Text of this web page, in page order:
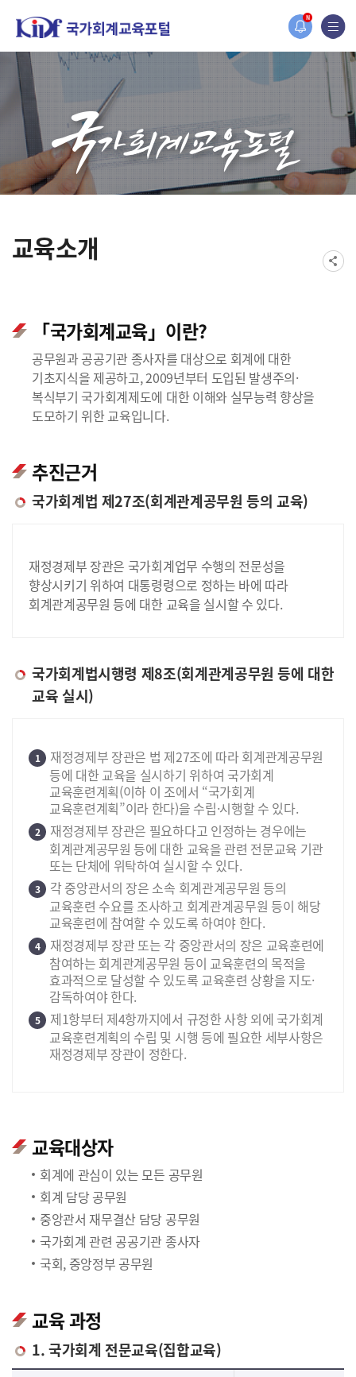
N
홈페이지가 새롭게 개편되었습니다.
한국조세재정연구원홈페이지가 새롭게 개설되었습니다.
교육소개
「국가회계교육」이란?
공무원과 공공기관 종사자를 대상으로 회계에 대한
기초지식을 제공하고, 2009년부터 도입된 발생주의·
복식부기 국가회계제도에 대한 이해와 실무능력 향상을
도모하기 위한 교육입니다.
추진근거
국가회계법 제27조(회계관계공무원 등의 교육)
재정경제부 장관은 국가회계업무 수행의 전문성을
향상시키기 위하여 대통령령으로 정하는 바에 따라
회계관계공무원 등에 대한 교육을 실시할 수 있다.
국가회계법시행령 제8조(회계관계공무원 등에 대한
교육 실시)
1
재정경제부 장관은 법 제27조에 따라 회계관계공무원
등에 대한 교육을 실시하기 위하여 국가회계
교육훈련계획(이하 이 조에서 “국가회계
교육훈련계획”이라 한다)을 수립·시행할 수 있다.
2
재정경제부 장관은 필요하다고 인정하는 경우에는
회계관계공무원 등에 대한 교육을 관련 전문교육 기관
또는 단체에 위탁하여 실시할 수 있다.
3
각 중앙관서의 장은 소속 회계관계공무원 등의
교육훈련 수요를 조사하고 회계관계공무원 등이 해당
교육훈련에 참여할 수 있도록 하여야 한다.
4
재정경제부 장관 또는 각 중앙관서의 장은 교육훈련에
참여하는 회계관계공무원 등이 교육훈련의 목적을
효과적으로 달성할 수 있도록 교육훈련 상황을 지도·
감독하여야 한다.
5
제1항부터 제4항까지에서 규정한 사항 외에 국가회계
교육훈련계획의 수립 및 시행 등에 필요한 세부사항은
재정경제부 장관이 정한다.
교육대상자
회계에 관심이 있는 모든 공무원
회계 담당 공무원
중앙관서 재무결산 담당 공무원
국가회계 관련 공공기관 종사자
국회, 중앙정부 공무원
교육 과정
1. 국가회계 전문교육(집합교육)
국가회계 전문교육(집합교육)에 대한 안내 표로 국가회계이론, 국가회계실무, 재무결산실무로 구분되며 이에 해당하는 내용으로 구성되어 있습니다.